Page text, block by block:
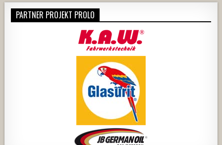
PARTNER PROJEKT PROLO